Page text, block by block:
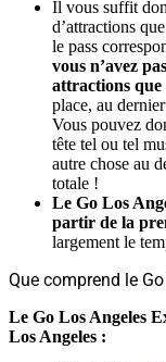
Il vous suffit
d’attractions
le pass
vous n’avez
attractions que
place, au
Vous pouvez
tête tel ou tel
autre chose au
totale !
Le Go Los
partir de la
largement le
Que comprend le
Le Go Los Angeles
Los Angeles :